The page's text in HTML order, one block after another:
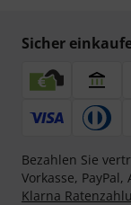
Sicher
Bezahlen Sie
Vorkasse, PayPal,
Klarna